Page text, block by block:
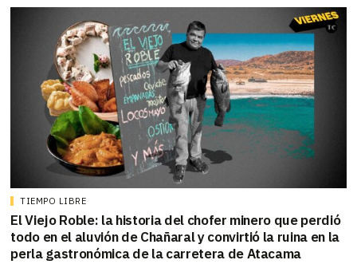
TIEMPO LIBRE
El Viejo Roble: la historia del chofer minero que perdió
todo en el aluvión de Chañaral y convirtió la ruina en la
perla gastronómica de la carretera de Atacama